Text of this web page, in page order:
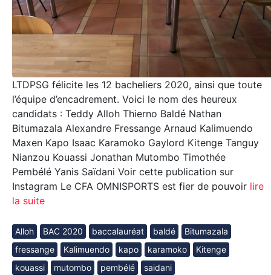
LTDPSG félicite les 12 bacheliers 2020, ainsi que toute
l’équipe d’encadrement. Voici le nom des heureux
candidats : Teddy Alloh Thierno Baldé Nathan
Bitumazala Alexandre Fressange Arnaud Kalimuendo
Maxen Kapo Isaac Karamoko Gaylord Kitenge Tanguy
Nianzou Kouassi Jonathan Mutombo Timothée
Pembélé Yanis Saïdani Voir cette publication sur
Instagram Le CFA OMNISPORTS est fier de pouvoir lire
la suite
Alloh BAC 2020 baccalauréat baldé
Bitumazala
fressange
Kalimuendo kapo karamoko
Kitenge
kouassi
mutombo pembélé saidani